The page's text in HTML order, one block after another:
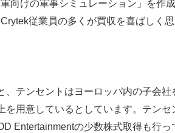
向けの軍事シミュレーション」を作
従業員の多くが買収を喜ばしく
、テンセントはヨーロッパ内の子会社
用意しているとしています。テンセ
Entertainmentの少数株式取得も行っ